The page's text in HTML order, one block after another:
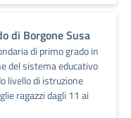
di Borgone Susa
di primo grado in
del sistema educativo
livello di istruzione
ragazzi dagli 11 ai